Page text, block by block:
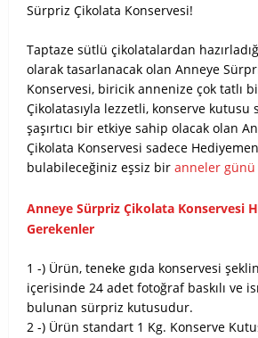
Sürpriz Çikolata Konservesi!
Taptaze sütlü çikolatalardan
olarak tasarlanacak olan Anneye
Konservesi, biricik annenize çok tatlı
Çikolatasıyla lezzetli, konserve kutusu
şaşırtıcı bir etkiye sahip olacak olan
Çikolata Konservesi sadece
bulabileceğiniz eşsiz bir anneler günü
Anneye Sürpriz Çikolata Konservesi
Gerekenler
1 -) Ürün, teneke gıda konservesi
içerisinde 24 adet fotoğraf baskılı ve
bulunan sürpriz kutusudur.
2 -) Ürün standart 1 Kg. Konserve